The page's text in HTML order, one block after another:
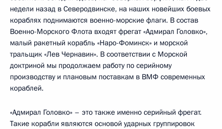
недели назад в Северодвинске, на наших новейших боевых
кораблях поднимаются военно-морские флаги. В состав
Военно-Морского Флота входят фрегат «Адмирал Головко»,
малый ракетный корабль «Наро-Фоминск» и морской
тральщик «Лев Чернавин». В соответствии с Морской
доктриной мы продолжаем работу по серийному
производству и плановым поставкам в ВМФ современных
кораблей.
«Адмирал Головко» – это также именно серийный фрегат.
Такие корабли являются основой ударных группировок